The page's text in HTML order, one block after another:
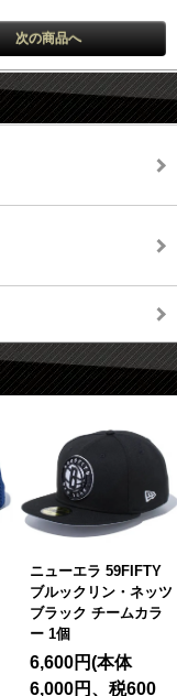
次の商品へ
ニューエラ 59FIFTY
ブルックリン・ネッツ
ブラック チームカラ
ー 1個
6,600円(本体
6,000円、税600